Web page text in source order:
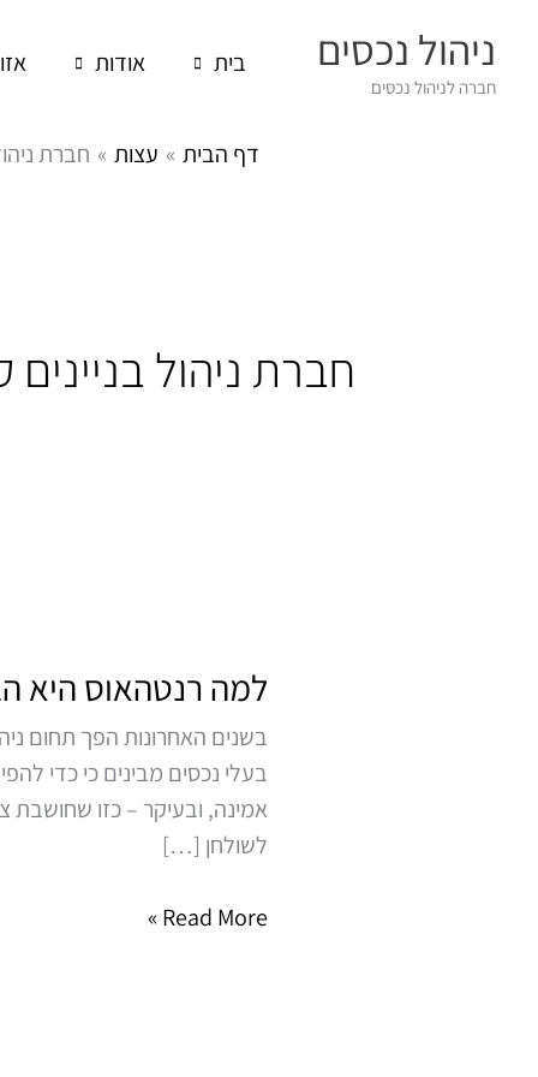
לתוכןניהול נכסים
חברה לניהול נכסים
בית אודות
דף הבית עצות חברת
חברת ניהול
למה רנטהאוס היא
בשנים האחרונות הפך תחום
בעלי נכסים מבינים כי כדי
אמינה, ובעיקר – כזו
לשולחן […]
היא
החכמה
בשוק
ניהול
הנכסים
Read More »